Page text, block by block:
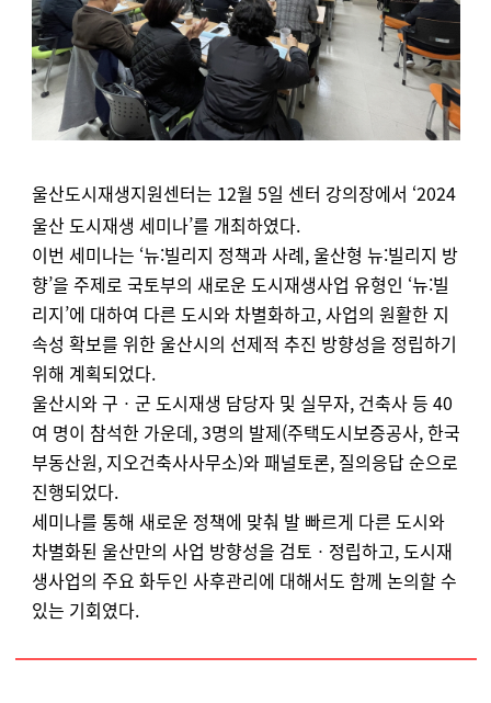
울산도시재생지원센터는 12월 5일 센터 강의장에서 ‘2024
울산 도시재생 세미나’를 개최하였다.
이번 세미나는 ‘뉴:빌리지 정책과 사례, 울산형 뉴:빌리지 방
향’을 주제로 국토부의 새로운 도시재생사업 유형인 ‘뉴:빌
리지’에 대하여 다른 도시와 차별화하고, 사업의 원활한 지
속성 확보를 위한 울산시의 선제적 추진 방향성을 정립하기
위해 계획되었다.
울산시와 구ㆍ군 도시재생 담당자 및 실무자, 건축사 등 40
여 명이 참석한 가운데, 3명의 발제(주택도시보증공사, 한국
부동산원, 지오건축사사무소)와 패널토론, 질의응답 순으로
진행되었다.
세미나를 통해 새로운 정책에 맞춰 발 빠르게 다른 도시와
차별화된 울산만의 사업 방향성을 검토ㆍ정립하고, 도시재
생사업의 주요 화두인 사후관리에 대해서도 함께 논의할 수
있는 기회였다.